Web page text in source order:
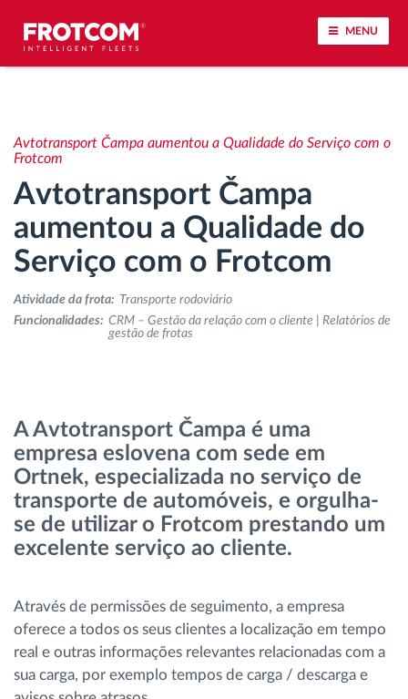
MENU
Análise do estilo de condução
Monitorização dos tempos de condução
Gestão de tarefas
Descarga remota de tacógrafo
Gestão de Combustível
Planeamento e monitorização de rotas
Identificação automática de condutores
Como resolvemos cada necessidade da
Avtotransport Čampa aumentou a Qualidade do Serviço com o
Frotcom
Avtotransport Čampa
aumentou a Qualidade do
Serviço com o Frotcom
Atividade da frota: Transporte rodoviário
Funcionalidades: CRM – Gestão da relação com o cliente | Relatórios de
gestão de frotas
A Avtotransport Čampa é uma
empresa eslovena com sede em
Ortnek, especializada no serviço de
transporte de automóveis, e orgulha-
se de utilizar o Frotcom prestando um
excelente serviço ao cliente.
Através de permissões de seguimento, a empresa
oferece a todos os seus clientes a localização em tempo
real e outras informações relevantes relacionadas com a
sua carga, por exemplo tempos de carga / descarga e